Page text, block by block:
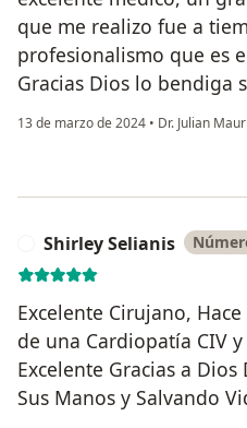
que me realizo fue a
profesionalismo que es
Gracias Dios lo bendiga
13 de marzo de 2024 • Dr. Julian
Shirley Selianis
Excelente Cirujano,
de una Cardiopatía CIV
Excelente Gracias a
Sus Manos y Salvando